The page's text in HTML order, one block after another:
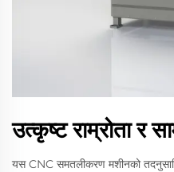
उत्कृष्ट राम्रोता र
यस CNC समतलीकरण मशीनको